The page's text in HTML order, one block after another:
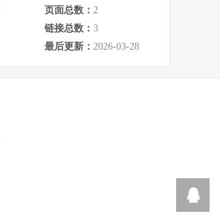
页面总数： 2
链接总数： 3
最后更新： 2026-03-28